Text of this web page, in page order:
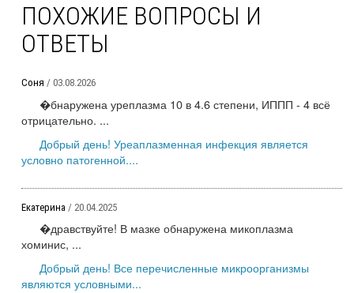
ПОХОЖИЕ ВОПРОСЫ И
ОТВЕТЫ
Соня / 03.08.2026
�бнаружена уреплазма 10 в 4.6 степени, ИППП - 4 всё
отрицательно. ...
Добрый день! Уреаплазменная инфекция является
условно патогенной....
Екатерина / 20.04.2025
�дравствуйте! В мазке обнаружена микоплазма
хоминис, ...
Добрый день! Все перечисленные микроорганизмы
являются условными...